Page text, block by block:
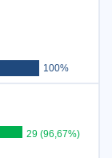
100%
29 (96,67%)